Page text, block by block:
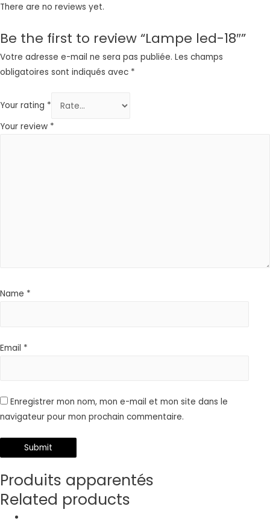
There are no reviews yet.
Be the first to review “Lampe led-18″”
Votre adresse e-mail ne sera pas publiée. Les champs
obligatoires sont indiqués avec *
Your rating *
Your review *
Name *
Email *
Enregistrer mon nom, mon e-mail et mon site dans le
navigateur pour mon prochain commentaire.
Produits apparentés
Related products